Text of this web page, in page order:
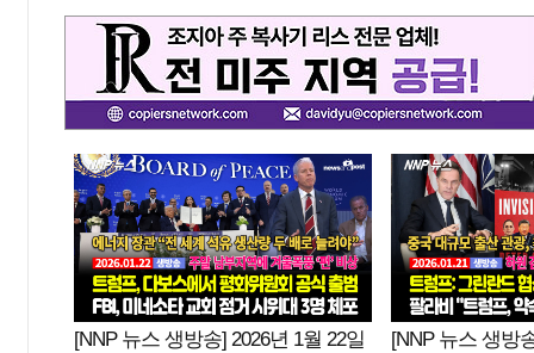
[NNP 뉴스 생방송] 2026년 1월 22일
[NNP 뉴스 생방